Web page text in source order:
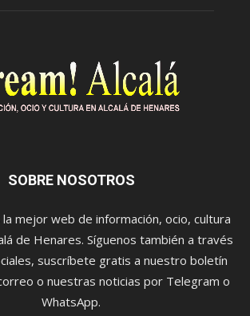
SOBRE NOSOTROS
la mejor web de información, ocio, cultura
de Henares. Síguenos también a través
suscríbete gratis a nuestro boletín
o nuestras noticias por Telegram o
WhatsApp.